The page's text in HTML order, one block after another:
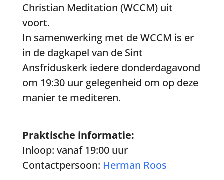
Christian Meditation (WCCM) uit
voort.
In samenwerking met de WCCM is er
in de dagkapel van de Sint
Ansfriduskerk iedere donderdagavond
om 19:30 uur gelegenheid om op deze
manier te mediteren.
Praktische informatie:
Inloop: vanaf 19:00 uur
Contactpersoon: Herman Roos